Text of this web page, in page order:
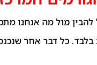
להבין מול מה אנחנו
כל דבר אחר